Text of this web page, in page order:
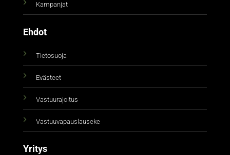
Kampanjat
Ehdot
Tietosuoja
Evästeet
Vastuurajoitus
Vastuuvapauslauseke
Yritys